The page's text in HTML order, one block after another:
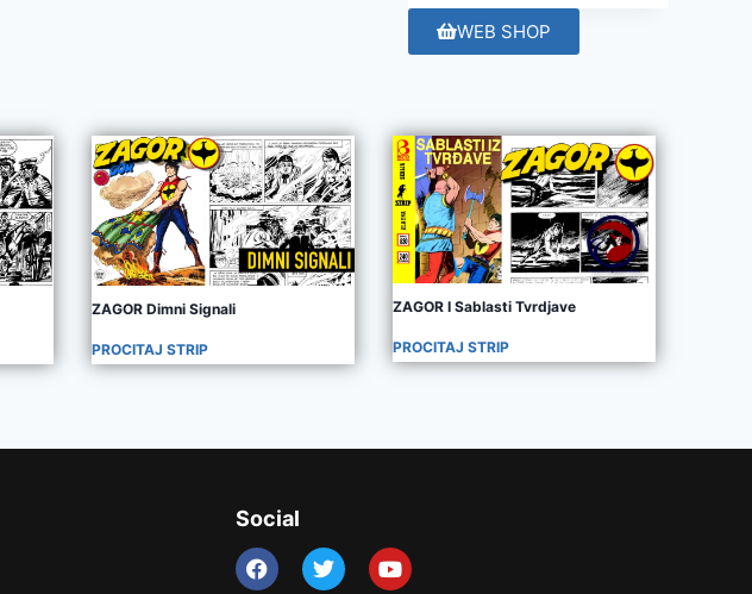
WEB SHOP
ZAGOR Dimni Signali
PROCITAJ STRIP
ZAGOR I Sablasti Tvrdjave
PROCITAJ STRIP
Social